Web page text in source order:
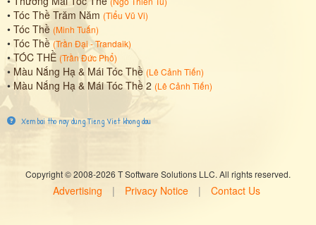
• Tóc Thề Trăm Năm (Tiểu Vũ Vi)
• Tóc Thề (Minh Tuấn)
• Tóc Thề (Trần Đại - Trandaik)
•TÓC THỀ (Trần Đức Phổ)
• Màu Nắng Hạ & Mái Tóc Thề (Lê Cảnh Tiến)
•Màu Nắng Hạ & Mái Tóc Thề 2 (Lê Cảnh Tiến)
Xem bai tho nay dung Tieng Viet khong dau
Copyright © 2008-2026 T Software Solutions LLC. All rights reserved.
Advertising | Privacy Notice | Contact Us